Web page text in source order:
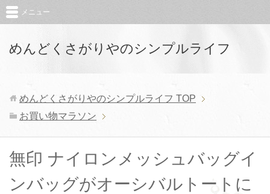
めんどくさがりやのシンプルライフ
メニュー
めんどくさがりやのシンプルライフ TOP
お買い物マラソン
無印 ナイロンメッシュバッグイ
ンバッグがオーシバルトートに